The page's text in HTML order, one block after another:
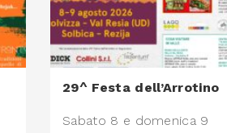
29^ Festa dell’Arrotino
Sabato 8 e domenica 9